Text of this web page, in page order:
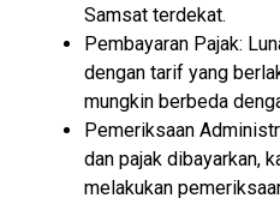
Samsat terdekat.
Pembayaran Pajak:
dengan tarif yang
mungkin berbeda
Pemeriksaan
dan pajak dibayarkan,
melakukan